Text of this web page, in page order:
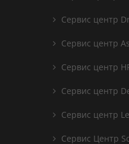
Сервис центр
Сервис центр
Сервис центр
Сервис центр
Сервис центр
Сервис Центр